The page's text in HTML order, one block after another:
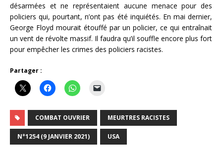
désarmées et ne représentaient aucune menace pour des
policiers qui, pourtant, n’ont pas été inquiétés. En mai dernier,
George Floyd mourait étouffé par un policier, ce qui entraînait
un vent de révolte massif. Il faudra qu’il souffle encore plus fort
pour empêcher les crimes des policiers racistes.
Partager :
COMBAT OUVRIER MEURTRES RACISTES
N°1254 (9 JANVIER 2021) USA